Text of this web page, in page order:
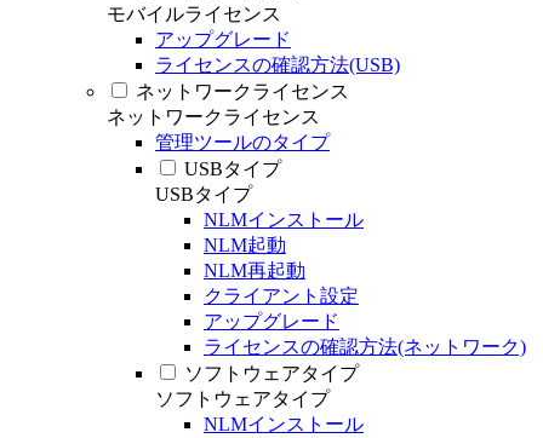
モバイルライセンス
アップグレード
ライセンスの確認方法(USB)
ネットワークライセンス
ネットワークライセンス
管理ツールのタイプ
USBタイプ
USBタイプ
NLMインストール
NLM起動
NLM再起動
クライアント設定
アップグレード
ライセンスの確認方法(ネットワーク)
ソフトウェアタイプ
ソフトウェアタイプ
NLMインストール